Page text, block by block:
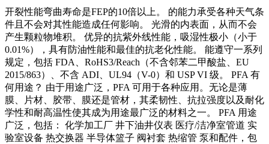
开裂性能弯曲寿命是FEP的10倍以上。 的能力承受各种天气条
件且不会对其性能造成任何影响。 光滑的内表面，从而不会
产生颗粒物堆积。 优异的抗紫外线性能，吸湿性极小（小于
0.01%），具有防油性能和最佳的抗老化性能。 能遵守一系列
规定，包括 FDA、RoHS3/Reach（不含邻苯二甲酸盐、EU
2015/863）、不含 ADI、UL94（V-0）和 USP VI 级。 PFA 有
何用途？ 由于用途广泛，PFA 可用于各种应用。无论是薄
膜、片材、胶带、膜还是管材，其柔韧性、抗拉强度以及耐化
学性和耐高温性使其成为用途最广泛的材料之一。 PFA 用途
广泛，包括： 化学加工厂 井下油井仪表 医疗/洁净室管道 实
验室设备 热交换器 半导体篮子 阀衬套 热缩管 泵和配件，包